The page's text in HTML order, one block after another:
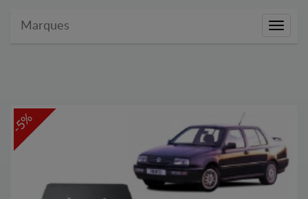
Marques
-5%